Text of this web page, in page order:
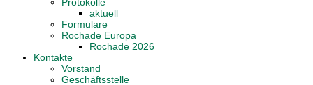
aktuell
Formulare
Rochade Europa
Rochade 2026
Kontakte
Vorstand
Geschäftsstelle